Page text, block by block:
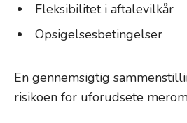
Fleksibilitet i aftalevilkår
Opsigelsesbetingelser
En gennemsigtig
risikoen for uforudsete